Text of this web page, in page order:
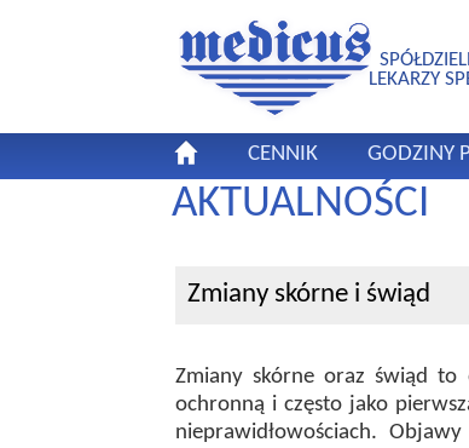
LEKARZY
CENNIK GODZINY
AKTUALNOŚCI
Zmiany skórne i świąd
Zmiany skórne oraz świąd to
ochronną i często jako
nieprawidłowościach.